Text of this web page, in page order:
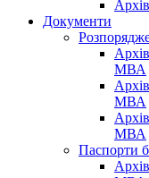
Документи
МВА
МВА
МВА
Паспорти